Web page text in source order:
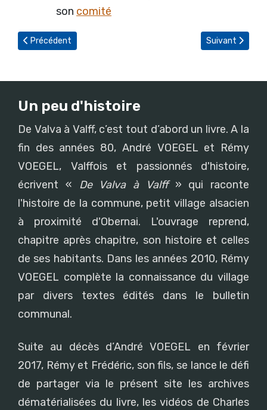
son comité
Article précédent : Concert d'automne
Précédent Article suivant
Suivant
Un peu d'histoire
De Valva à Valff, c’est tout d’abord un livre. A la
fin des années 80, André VOEGEL et Rémy
VOEGEL, Valffois et passionnés d'histoire,
écrivent « De Valva à Valff» qui raconte
l'histoire de la commune, petit village alsacien
à proximité d'Obernai. L'ouvrage reprend,
chapitre après chapitre, son histoire et celles
de ses habitants. Dans les années 2010, Rémy
VOEGEL complète la connaissance du village
par divers textes édités dans le bulletin
communal.
Suite au décès d’André VOEGEL en février
2017, Rémy et Frédéric, son fils, se lance le défi
de partager via le présent site les archives
dématérialisées du livre, les vidéos de Charles